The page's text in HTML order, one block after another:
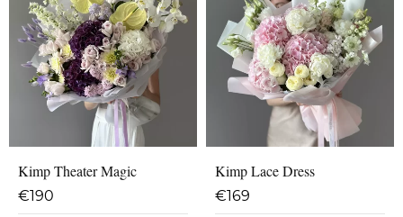
Kimp Theater Magic
€190
Kimp Lace Dress
€169